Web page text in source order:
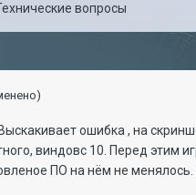
вопросы
ошибка , на
виндовс 10. Перед этим
ПО на нём не